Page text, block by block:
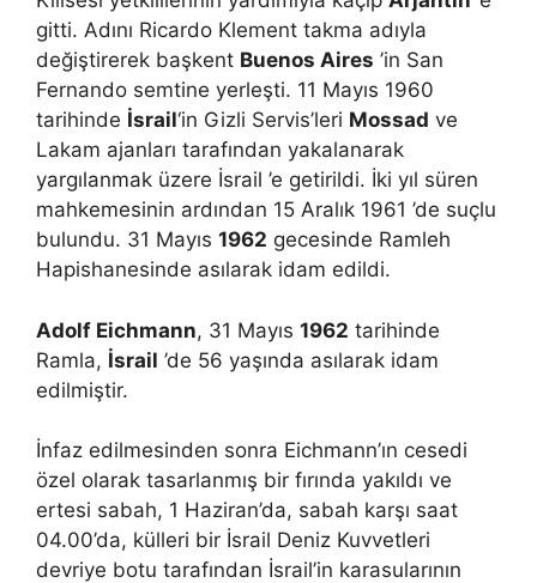
gitti. Adını Ricardo Klement takma adıyla
değiştirerek başkent Buenos Aires ’in San
Fernando semtine yerleşti. 11 Mayıs 1960
tarihinde İsrail‘in Gizli Servis’leri Mossad ve
Lakam ajanları tarafından yakalanarak
yargılanmak üzere İsrail ’e getirildi. İki yıl süren
mahkemesinin ardından 15 Aralık 1961 ’de suçlu
bulundu. 31 Mayıs 1962 gecesinde Ramleh
Hapishanesinde asılarak idam edildi.
Adolf Eichmann, 31 Mayıs 1962 tarihinde
Ramla, İsrail ’de 56 yaşında asılarak idam
edilmiştir.
İnfaz edilmesinden sonra Eichmann’ın cesedi
özel olarak tasarlanmış bir fırında yakıldı ve
ertesi sabah, 1 Haziran’da, sabah karşı saat
04.00’da, külleri bir İsrail Deniz Kuvvetleri
devriye botu tarafından İsrail’in karasularının